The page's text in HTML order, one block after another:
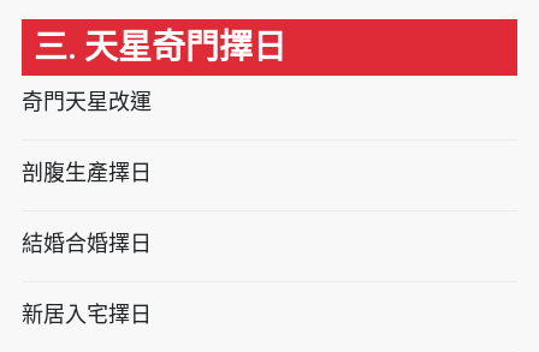
三. 天星奇門擇日
奇門天星改運
剖腹生產擇日
結婚合婚擇日
新居入宅擇日